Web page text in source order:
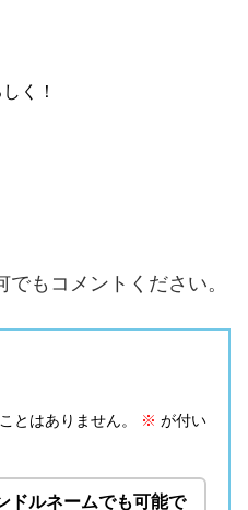
く！
でもコメントください。
とはありません。 ※ が付い
ドルネームでも可能で